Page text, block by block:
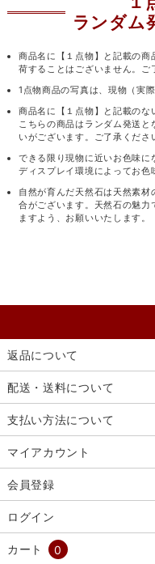
ランダム
商品名に【１点物】と記載の商
荷することはございません。ご
1点物商品の写真は、現物（実
商品名に【１点物】と記載のな
こちらの商品はランダム発送
いがございます。ご了承くださ
できる限り現物に近いお色味
ディスプレイ環境によってお色
自然が育んだ天然石は天然素
合がございます。天然石の魅力
ますよう、お願いいたします。
返品について
配送・送料について
支払い方法について
マイアカウント
会員登録
ログイン
カート 0